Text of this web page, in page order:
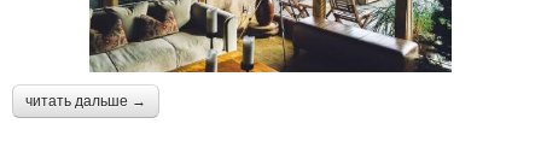
читать дальше →